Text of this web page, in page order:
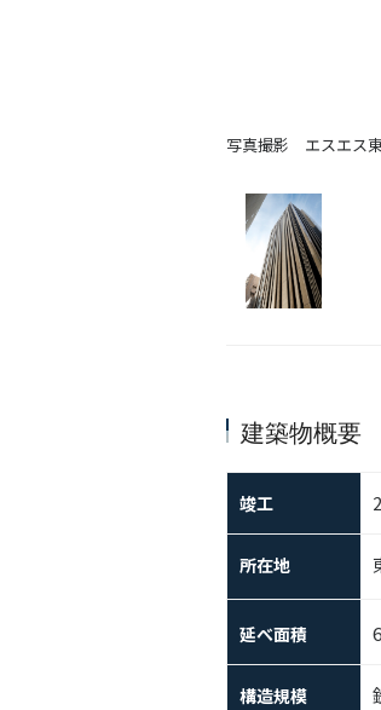
写真撮影 エスエス
建築物概要
竣工
所在地
延べ面積
構造規模